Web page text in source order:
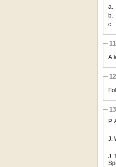
a.
b.
c.
A
P.
J.
J.